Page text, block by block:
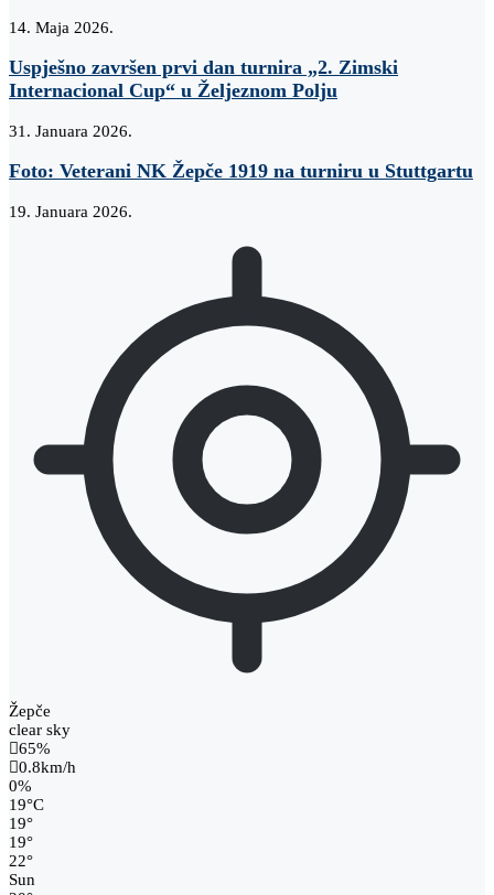
14. Maja 2026.
Uspješno završen prvi dan turnira „2. Zimski
Internacional Cup“ u Željeznom Polju
31. Januara 2026.
Foto: Veterani NK Žepče 1919 na turniru u Stuttgartu
19. Januara 2026.
Žepče
clear sky
65%
0.8km/h
0%
19°C
19°
19°
22°
Sun